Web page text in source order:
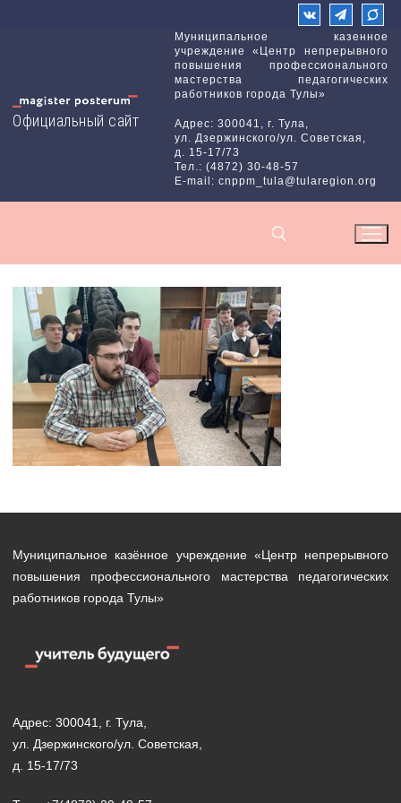
Официальный сайт
Муниципальное казенное
учреждение «Центр непрерывного
повышения профессионального
мастерства педагогических
работников города Тулы»
Адрес: 300041, г. Тула,
ул. Дзержинского/ул. Советская,
д. 15-17/73
Тел.: (4872) 30-48-57
E-mail: cnppm_tula@tularegion.org
Найти:
Муниципальное казённое учреждение «Центр непрерывного
повышения профессионального мастерства педагогических
работников города Тулы»
Адрес: 300041, г. Тула,
ул. Дзержинского/ул. Советская,
д. 15-17/73